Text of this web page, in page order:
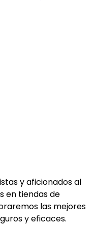
y aficionados al
en tiendas de
las mejores
y eficaces.